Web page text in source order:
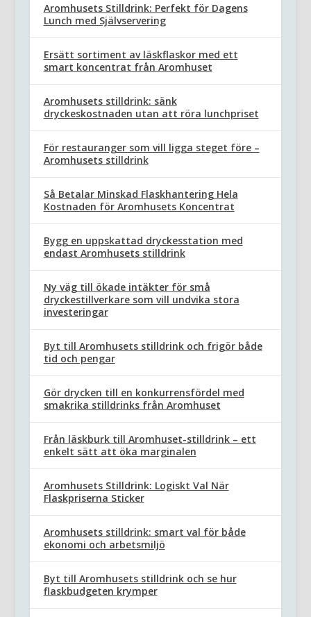
Aromhusets Stilldrink: Perfekt för Dagens
Lunch med Självservering
Ersätt sortiment av läskflaskor med ett
smart koncentrat från Aromhuset
Aromhusets stilldrink: sänk
dryckeskostnaden utan att röra lunchpriset
För restauranger som vill ligga steget före –
Aromhusets stilldrink
Så Betalar Minskad Flaskhantering Hela
Kostnaden för Aromhusets Koncentrat
Bygg en uppskattad dryckesstation med
endast Aromhusets stilldrink
Ny väg till ökade intäkter för små
dryckestillverkare som vill undvika stora
investeringar
Byt till Aromhusets stilldrink och frigör både
tid och pengar
Gör drycken till en konkurrensfördel med
smakrika stilldrinks från Aromhuset
Från läskburk till Aromhuset-stilldrink – ett
enkelt sätt att öka marginalen
Aromhusets Stilldrink: Logiskt Val När
Flaskpriserna Sticker
Aromhusets stilldrink: smart val för både
ekonomi och arbetsmiljö
Byt till Aromhusets stilldrink och se hur
flaskbudgeten krymper